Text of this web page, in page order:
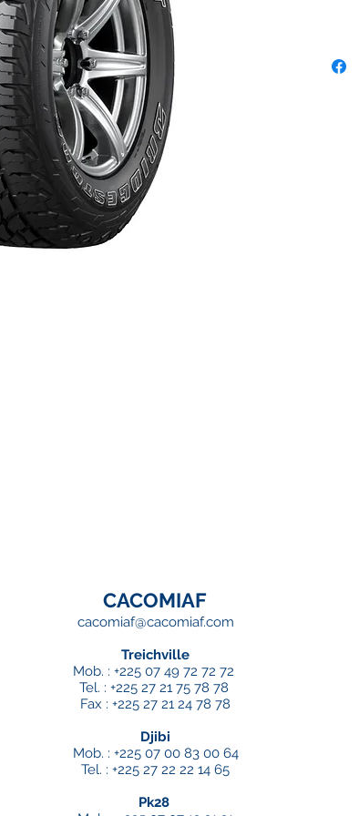
pour
CACOMIAF
cacomiaf@cacomiaf.com
Treichville
Mob. : +225 07 49 72 72 72
Tel. : +225 27 21 75 78 78
Fax : +225 27 21 24 78 78
Djibi
Mob. : +225 07 00 83 00 64
Tel. : +225 27 22 22 14 65
Pk28